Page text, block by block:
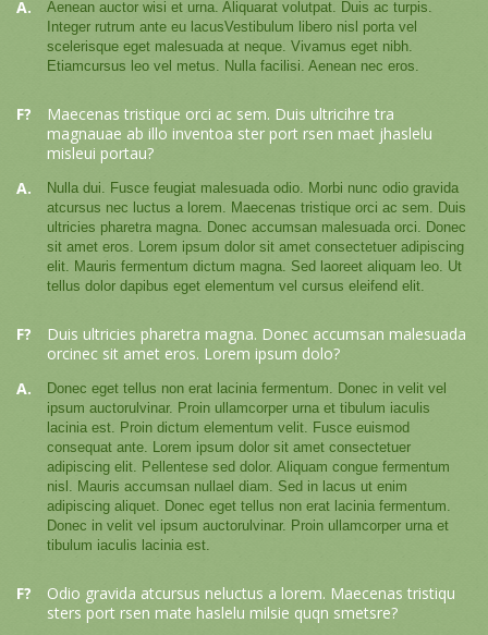
A.
Aenean auctor wisi et urna. Aliquarat volutpat. Duis ac turpis.
Integer rutrum ante eu lacusVestibulum libero nisl porta vel
scelerisque eget malesuada at neque. Vivamus eget nibh.
Etiamcursus leo vel metus. Nulla facilisi. Aenean nec eros.
F?
Maecenas tristique orci ac sem. Duis ultricihre tra
magnauae ab illo inventoa ster port rsen maet jhaslelu
misleui portau?
A.
Nulla dui. Fusce feugiat malesuada odio. Morbi nunc odio gravida
atcursus nec luctus a lorem. Maecenas tristique orci ac sem. Duis
ultricies pharetra magna. Donec accumsan malesuada orci. Donec
sit amet eros. Lorem ipsum dolor sit amet consectetuer adipiscing
elit. Mauris fermentum dictum magna. Sed laoreet aliquam leo. Ut
tellus dolor dapibus eget elementum vel cursus eleifend elit.
F?
Duis ultricies pharetra magna. Donec accumsan malesuada
orcinec sit amet eros. Lorem ipsum dolo?
A.
Donec eget tellus non erat lacinia fermentum. Donec in velit vel
ipsum auctorulvinar. Proin ullamcorper urna et tibulum iaculis
lacinia est. Proin dictum elementum velit. Fusce euismod
consequat ante. Lorem ipsum dolor sit amet consectetuer
adipiscing elit. Pellentese sed dolor. Aliquam congue fermentum
nisl. Mauris accumsan nullael diam. Sed in lacus ut enim
adipiscing aliquet. Donec eget tellus non erat lacinia fermentum.
Donec in velit vel ipsum auctorulvinar. Proin ullamcorper urna et
tibulum iaculis lacinia est.
F?
Odio gravida atcursus neluctus a lorem. Maecenas tristiqu
sters port rsen mate haslelu milsie quqn smetsre?